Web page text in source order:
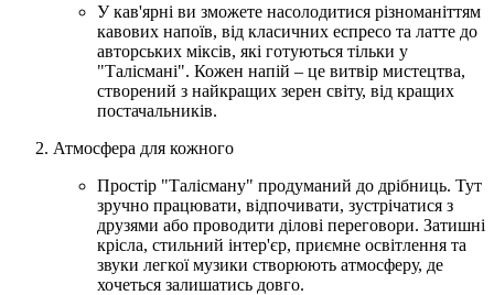
У кав'ярні ви зможете насолодитися різноманіттям
кавових напоїв, від класичних еспресо та латте до
авторських міксів, які готуються тільки у
"Талісмані". Кожен напій – це витвір мистецтва,
створений з найкращих зерен світу, від кращих
постачальників.
Атмосфера для кожного
Простір "Талісману" продуманий до дрібниць. Тут
зручно працювати, відпочивати, зустрічатися з
друзями або проводити ділові переговори. Затишні
крісла, стильний інтер'єр, приємне освітлення та
звуки легкої музики створюють атмосферу, де
хочеться залишатись довго.